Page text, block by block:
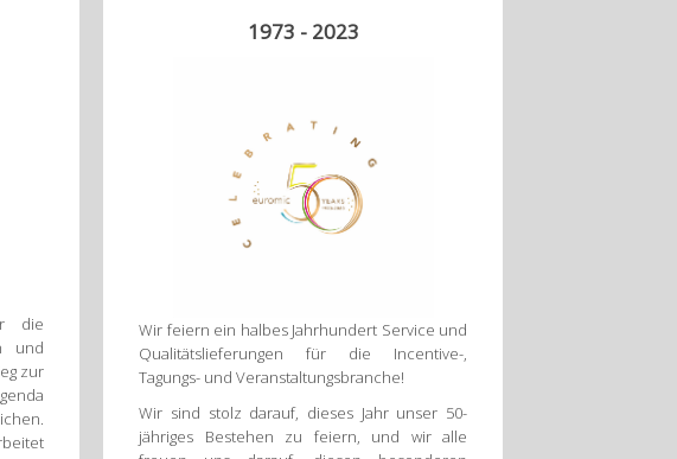
die
und
zur
1973 - 2023
Wir feiern ein halbes Jahrhundert Service und
Qualitätslieferungen für die Incentive-,
Tagungs- und Veranstaltungsbranche!
Wir sind stolz darauf, dieses Jahr unser 50-
jähriges Bestehen zu feiern, und wir alle